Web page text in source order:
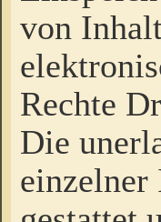
von
Rechte
Die
einzelner